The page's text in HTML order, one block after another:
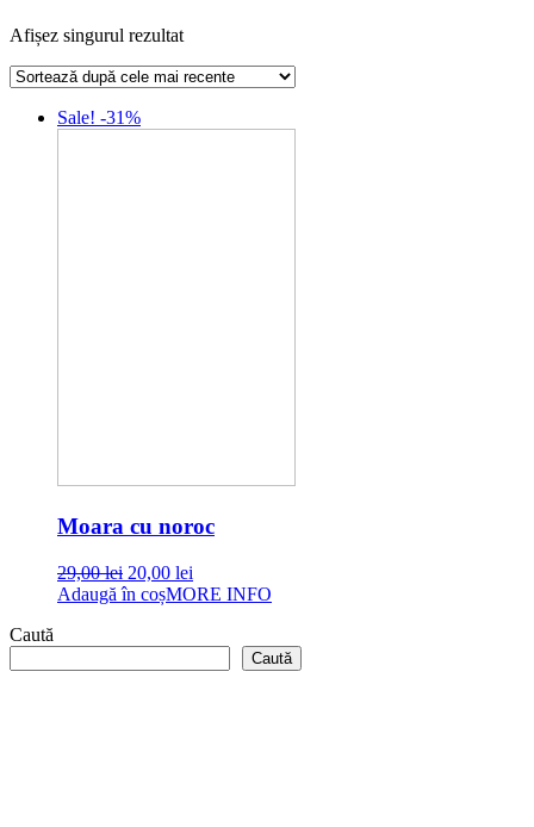
Afișez singurul rezultat
Sale! -31%
Moara cu noroc
29,00lei Original
price
20,00 lei
price
Adaugă în coșMORE INFO
Caută
Caută